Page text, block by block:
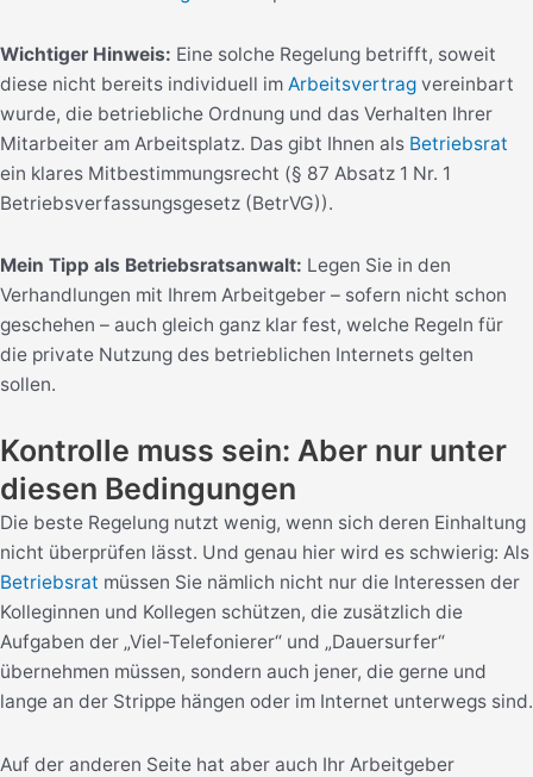
Wichtiger Hinweis: Eine solche Regelung betrifft, soweit
diese nicht bereits individuell im Arbeitsvertrag vereinbart
wurde, die betriebliche Ordnung und das Verhalten Ihrer
Mitarbeiter am Arbeitsplatz. Das gibt Ihnen als Betriebsrat
ein klares Mitbestimmungsrecht (§ 87 Absatz 1 Nr. 1
Betriebsverfassungsgesetz (BetrVG)).
Mein Tipp als Betriebsratsanwalt: Legen Sie in den
Verhandlungen mit Ihrem Arbeitgeber – sofern nicht schon
geschehen – auch gleich ganz klar fest, welche Regeln für
die private Nutzung des betrieblichen Internets gelten
sollen.
Kontrolle muss sein: Aber nur unter
diesen Bedingungen
Die beste Regelung nutzt wenig, wenn sich deren Einhaltung
nicht überprüfen lässt. Und genau hier wird es schwierig: Als
Betriebsrat müssen Sie nämlich nicht nur die Interessen der
Kolleginnen und Kollegen schützen, die zusätzlich die
Aufgaben der „Viel-Telefonierer“ und „Dauersurfer“
übernehmen müssen, sondern auch jener, die gerne und
lange an der Strippe hängen oder im Internet unterwegs sind.
Auf der anderen Seite hat aber auch Ihr Arbeitgeber